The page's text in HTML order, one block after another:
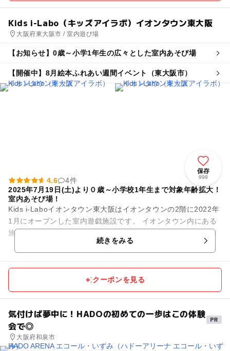
Kids i-Labo（キッズアイラボ）イオンタウン東大阪
大阪府東大阪市 / 室内遊び場
【お知らせ】0歳～小学1年生の広々とした室内あそび場
【開催中】8月絵本ふれあい週間イベント（東大阪市）
保存
998
4.6
4件
2025年7月19日(土)より０歳～小学校1年生まで対象年齢拡大！
室内あそび場！
Kids i-Laboイオンタウン東大阪はイオンタウンの2階に2022年
1月にオープンした室内遊戯施設です。 イオンタウン内にある
施設なので、お買い物ついでのご利用や遊んだあとのお買い物
続きをみる
クーポンを見る
気付けば夢中に！HADOの初めての一歩はこの体験
会で◎
大阪府和泉市